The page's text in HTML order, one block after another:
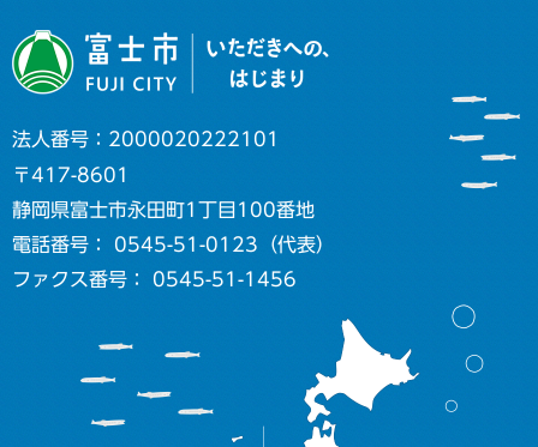
法人番号：2000020222101
〒417-8601
静岡県富士市永田町1丁目100番地
電話番号： 0545-51-0123（代表）
ファクス番号： 0545-51-1456